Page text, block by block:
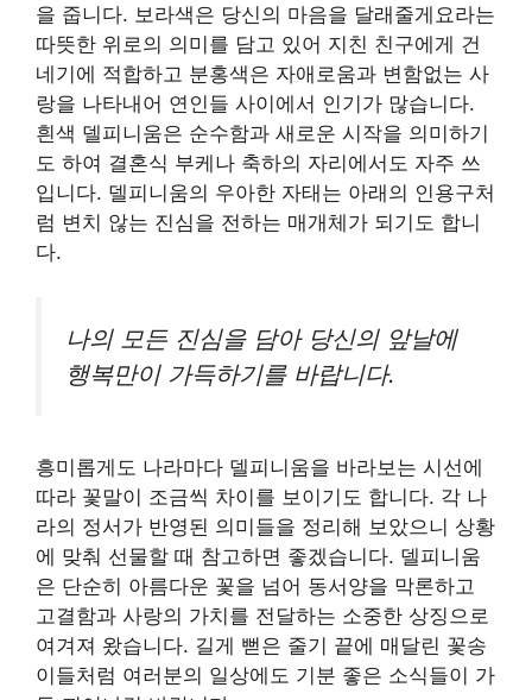
을 줍니다. 보라색은 당신의 마음을 달래줄게요라는
따뜻한 위로의 의미를 담고 있어 지친 친구에게 건
네기에 적합하고 분홍색은 자애로움과 변함없는 사
랑을 나타내어 연인들 사이에서 인기가 많습니다.
흰색 델피니움은 순수함과 새로운 시작을 의미하기
도 하여 결혼식 부케나 축하의 자리에서도 자주 쓰
입니다. 델피니움의 우아한 자태는 아래의 인용구처
럼 변치 않는 진심을 전하는 매개체가 되기도 합니
다.
나의 모든 진심을 담아 당신의 앞날에
행복만이 가득하기를 바랍니다.
흥미롭게도 나라마다 델피니움을 바라보는 시선에
따라 꽃말이 조금씩 차이를 보이기도 합니다. 각 나
라의 정서가 반영된 의미들을 정리해 보았으니 상황
에 맞춰 선물할 때 참고하면 좋겠습니다. 델피니움
은 단순히 아름다운 꽃을 넘어 동서양을 막론하고
고결함과 사랑의 가치를 전달하는 소중한 상징으로
여겨져 왔습니다. 길게 뻗은 줄기 끝에 매달린 꽃송
이들처럼 여러분의 일상에도 기분 좋은 소식들이 가